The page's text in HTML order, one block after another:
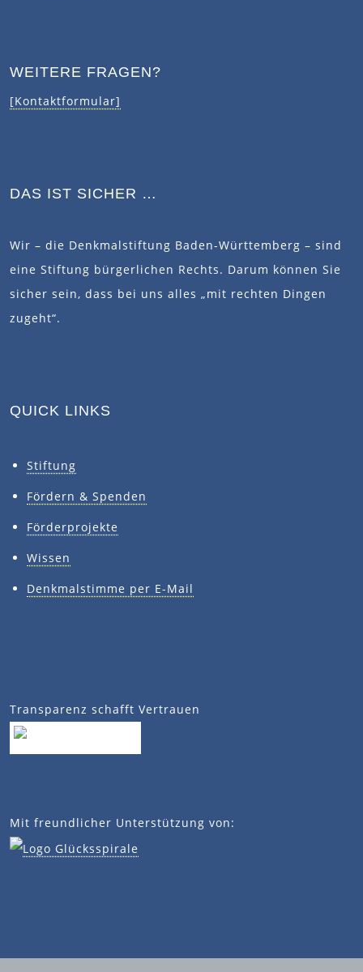
WEITERE FRAGEN?
[Kontaktformular]
DAS IST SICHER …
Wir – die Denkmalstiftung Baden-Württemberg – sind
eine Stiftung bürgerlichen Rechts. Darum können Sie
sicher sein, dass bei uns alles „mit rechten Dingen
zugeht“.
QUICK LINKS
Stiftung
Fördern & Spenden
Förderprojekte
Wissen
Denkmalstimme per E-Mail
Transparenz schafft Vertrauen
Mit freundlicher Unterstützung von: